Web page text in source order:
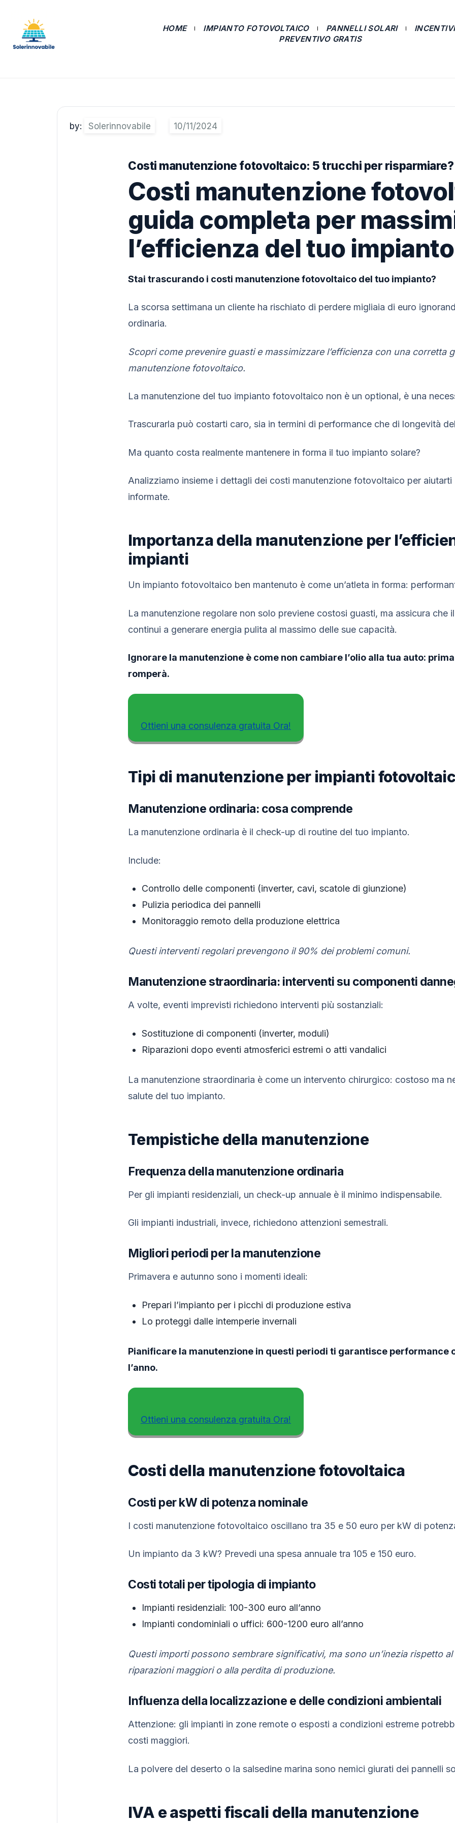
HOME IMPIANTO FOTOVOLTAICO PANNELLI SOLARI
PREVENTIVO GRATIS
by: Solerinnovabile
Costi manutenzione fotovoltaico: 5 trucchi per risparmiare?
Costi manutenzione
guida completa per
l’efficienza del tuo impianto
Stai trascurando i costi manutenzione fotovoltaico del tuo impianto?
La scorsa settimana un cliente ha rischiato di perdere migliaia di euro
ordinaria.
Scopri come prevenire guasti e massimizzare l’efficienza con una corretta
manutenzione fotovoltaico.
La manutenzione del tuo impianto fotovoltaico non è un optional, è una
Trascurarla può costarti caro, sia in termini di performance che di longevità
Ma quanto costa realmente mantenere in forma il tuo impianto solare?
Analizziamo insieme i dettagli dei costi manutenzione fotovoltaico per aiutarti
informate.
Importanza della manutenzione per
impianti
Un impianto fotovoltaico ben mantenuto è come un’atleta in forma:
La manutenzione regolare non solo previene costosi guasti, ma assicura che
continui a generare energia pulita al massimo delle sue capacità.
Ignorare la manutenzione è come non cambiare l’olio alla tua auto:
romperà.
Ottieni una consulenza gratuita Ora!
Tipi di manutenzione per impianti
Manutenzione ordinaria: cosa comprende
La manutenzione ordinaria è il check-up di routine del tuo impianto.
Include:
Controllo delle componenti (inverter, cavi, scatole di giunzione)
Pulizia periodica dei pannelli
Monitoraggio remoto della produzione elettrica
Questi interventi regolari prevengono il 90% dei problemi comuni.
Manutenzione straordinaria: interventi su componenti
A volte, eventi imprevisti richiedono interventi più sostanziali:
Sostituzione di componenti (inverter, moduli)
Riparazioni dopo eventi atmosferici estremi o atti vandalici
La manutenzione straordinaria è come un intervento chirurgico: costoso ma
salute del tuo impianto.
Tempistiche della manutenzione
Frequenza della manutenzione ordinaria
Per gli impianti residenziali, un check-up annuale è il minimo indispensabile.
Gli impianti industriali, invece, richiedono attenzioni semestrali.
Migliori periodi per la manutenzione
Primavera e autunno sono i momenti ideali:
Prepari l’impianto per i picchi di produzione estiva
Lo proteggi dalle intemperie invernali
Pianificare la manutenzione in questi periodi ti garantisce performance
l’anno.
Ottieni una consulenza gratuita Ora!
Costi della manutenzione fotovoltaica
Costi per kW di potenza nominale
I costi manutenzione fotovoltaico oscillano tra 35 e 50 euro per kW di
Un impianto da 3 kW? Prevedi una spesa annuale tra 105 e 150 euro.
Costi totali per tipologia di impianto
Impianti residenziali: 100-300 euro all’anno
Impianti condominiali o uffici: 600-1200 euro all’anno
Questi importi possono sembrare significativi, ma sono un’inezia rispetto
riparazioni maggiori o alla perdita di produzione.
Influenza della localizzazione e delle condizioni ambientali
Attenzione: gli impianti in zone remote o esposti a condizioni estreme
costi maggiori.
La polvere del deserto o la salsedine marina sono nemici giurati dei pannelli
IVA e aspetti fiscali della manutenzione